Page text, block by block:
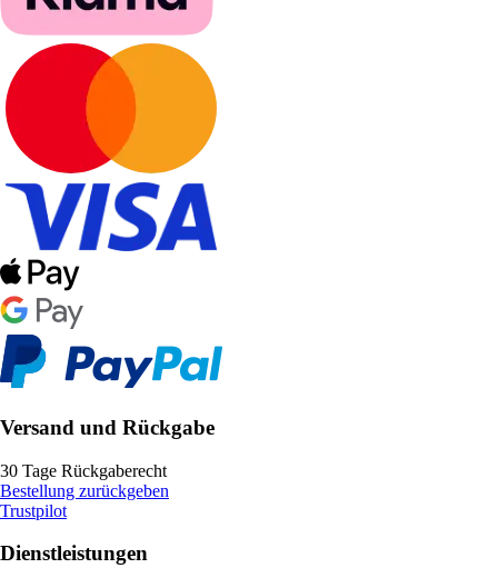
Versand und Rückgabe
30 Tage Rückgaberecht
Bestellung zurückgeben
Trustpilot
Dienstleistungen